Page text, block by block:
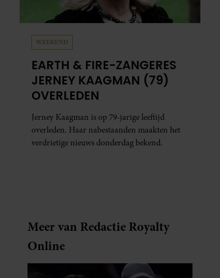
WEEKEND
EARTH & FIRE-ZANGERES
JERNEY KAAGMAN (79)
OVERLEDEN
Jerney Kaagman is op 79-jarige leeftijd
overleden. Haar nabestaanden maakten het
verdrietige nieuws donderdag bekend.
Meer van Redactie Royalty
Online